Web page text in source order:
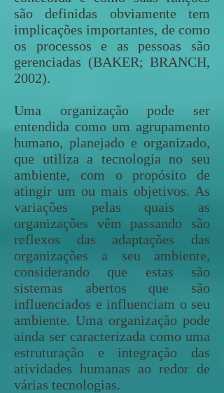
são definidas obviamente tem
implicações importantes, de como
os processos e as pessoas são
gerenciadas (BAKER; BRANCH,
2002).
Uma organização pode ser
entendida como um agrupamento
humano, planejado e organizado,
que utiliza a tecnologia no seu
ambiente, com o propósito de
atingir um ou mais objetivos. As
variações pelas quais as
organizações vêm passando são
reflexos das adaptações das
organizações a seu ambiente,
considerando que estas são
sistemas abertos que são
influenciados e influenciam o seu
ambiente. Uma organização pode
ainda ser caracterizada como uma
estruturação e integração das
atividades humanas ao redor de
várias tecnologias.